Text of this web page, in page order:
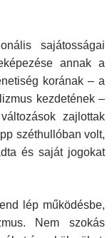
sajátosságai
annak a
korának – a
kezdetének –
zajlottak
széthullóban volt,
és saját jogokat
lép működésbe,
Nem szokás